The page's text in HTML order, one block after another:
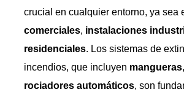
crucial en cualquier entorno, ya sea
comerciales, instalaciones
residenciales. Los sistemas de
incendios, que incluyen mangueras,
rociadores automáticos, son